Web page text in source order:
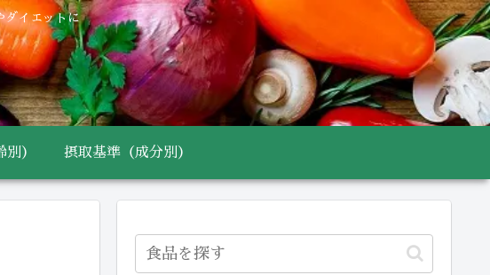
ダイエットに
） 摂取基準（成分別）